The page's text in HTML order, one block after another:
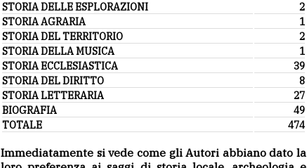
STORIA DELLE ESPLORAZIONI
2
STORIA AGRARIA
1
STORIA DEL TERRITORIO
2
STORIA DELLA MUSICA
1
STORIA ECCLESIASTICA
39
STORIA DEL DIRITTO
8
STORIA LETTERARIA
27
BIOGRAFIA
49
TOTALE
474
Immediatamente si vede come gli Autori abbiano dato la